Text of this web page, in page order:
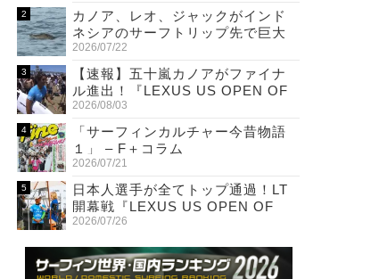
カノア、レオ、ジャックがインド
ネシアのサーフトリップ先で巨大
ワニと遭遇！
2026/07/22
【速報】五十嵐カノアがファイナ
ル進出！『LEXUS US OPEN OF
SURFING』
2026/08/03
「サーフィンカルチャー今昔物語
１」 – F＋コラム
2026/07/21
日本人選手が全てトップ通過！LT
開幕戦『LEXUS US OPEN OF
SURFING』初日
2026/07/26